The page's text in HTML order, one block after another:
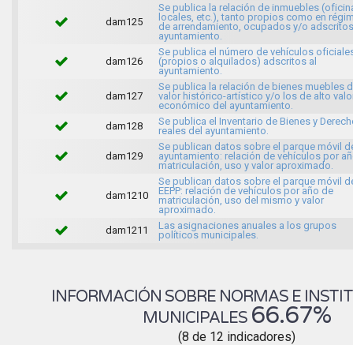
dam125
Se publica la relación de inmuebles
locales, etc.), tanto propios como en
de arrendamiento, ocupados y/o
ayuntamiento.
dam126
Se publica el número de vehículos
(propios o alquilados) adscritos al
ayuntamiento.
dam127
Se publica la relación de bienes muebles
valor histórico-artístico y/o los de alto
económico del ayuntamiento.
dam128
Se publica el Inventario de Bienes y
reales del ayuntamiento.
dam129
Se publican datos sobre el parque móvil
ayuntamiento: relación de vehículos por
matriculación, uso y valor aproximado.
dam1210
Se publican datos sobre el parque móvil
EEPP: relación de vehículos por año de
matriculación, uso del mismo y valor
aproximado.
dam1211
Las asignaciones anuales a los grupos
políticos municipales.
INFORMACIÓN SOBRE NORMAS E
MUNICIPALES 66.67%
(8 de 12 indicadores)